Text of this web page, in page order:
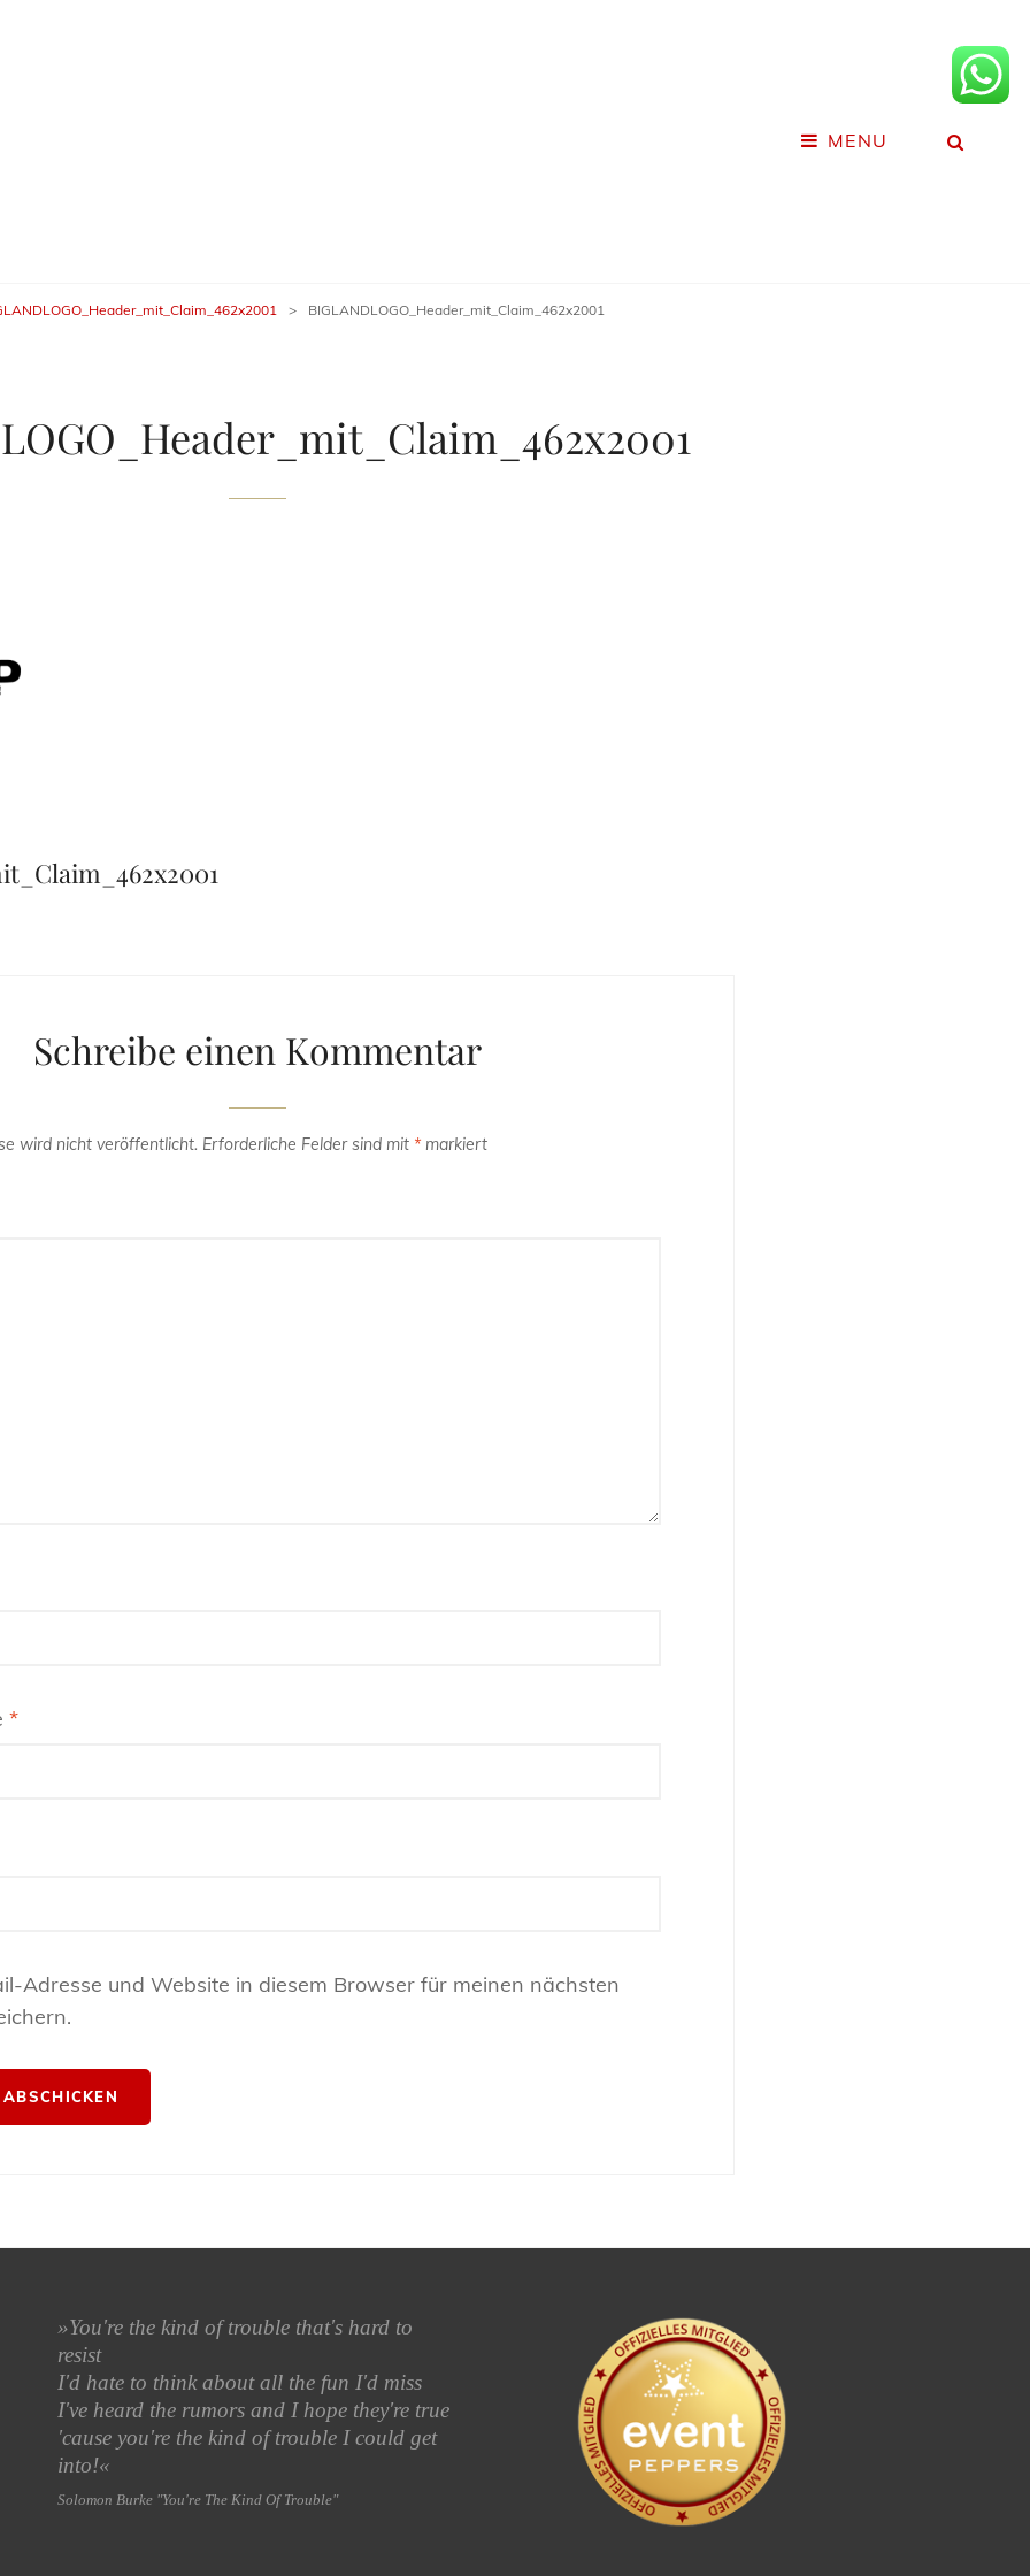
MENU
> BIGLANDLOGO_Header_mit_Claim_462x2001
Schreibe einen Kommentar
wird nicht veröffentlicht. Erforderliche Felder sind mit * markiert
*
Adresse und Website in diesem Browser für meinen nächsten
»You're the kind of trouble that's hard to
resist
I'd hate to think about all the fun I'd miss
I've heard the rumors and I hope they're true
'cause you're the kind of trouble I could get
into!«
Solomon Burke "You're The Kind Of Trouble"